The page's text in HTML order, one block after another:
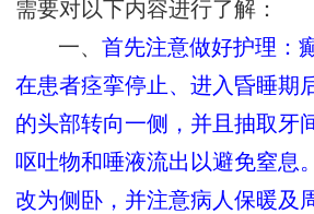
需要对以下内容进行了解：
一、首先注意做好护理：
在患者痉挛停止、进入昏睡期
的头部转向一侧，并且抽取牙
呕吐物和唾液流出以避免窒息
改为侧卧，并注意病人保暖及